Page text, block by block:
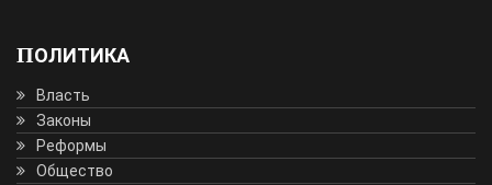
ПОЛИТИКА
Власть
Законы
Реформы
Общество